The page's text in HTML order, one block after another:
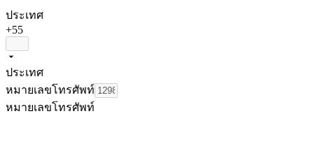
ประเทศ
+55
ประเทศ
หมายเลขโทรศัพท์
หมายเลขโทรศัพท์